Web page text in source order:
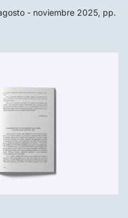
- noviembre 2025, pp.